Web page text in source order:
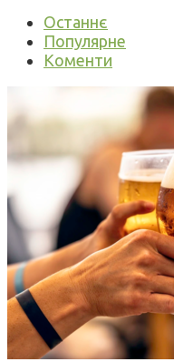
Останнє
Популярне
Коменти